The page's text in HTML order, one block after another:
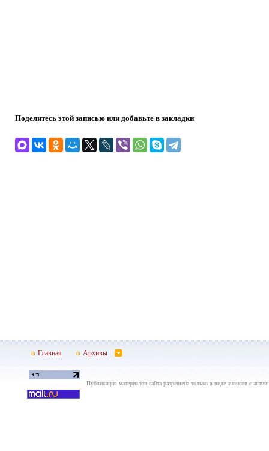
Поделитесь этой записью или добавьте в закладки
Главная Архивы
Публикация материалов сайта разрешена только в виде анонсов с